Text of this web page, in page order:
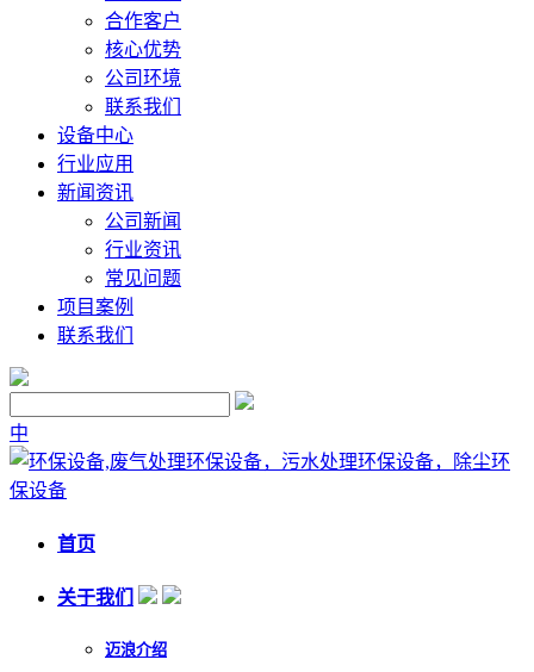
合作客户
核心优势
公司环境
联系我们
设备中心
行业应用
新闻资讯
公司新闻
行业资讯
常见问题
项目案例
联系我们
中
首页
关于我们
迈浪介绍